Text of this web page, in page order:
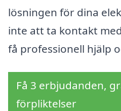
lösningen för dina
inte att ta kontakt
få professionell hjälp
Få 3 erbjudanden,
förpliktelser